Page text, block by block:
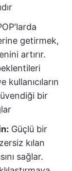
getirmek,
artırır.
bir
Güçlü bir
kılan
sağlar.